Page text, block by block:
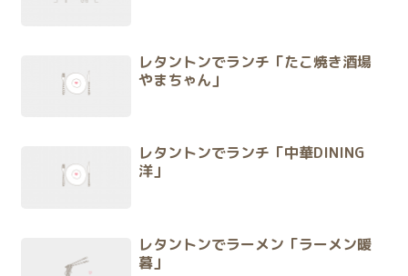
レタントンでランチ「たこ焼き酒場
やまちゃん」
レタントンでランチ「中華DINING
洋」
レタントンでラーメン「ラーメン暖
暮」